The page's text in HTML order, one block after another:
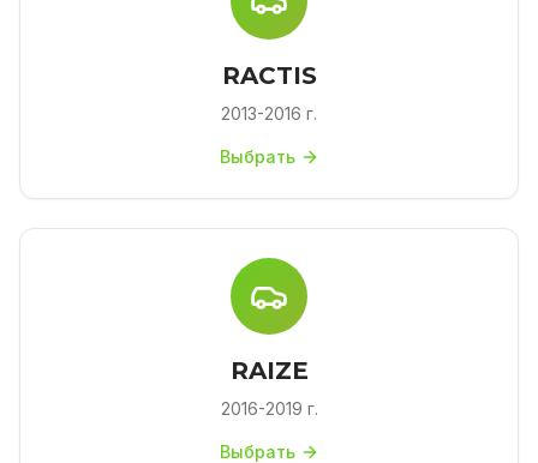
RACTIS
2013-2016 г.
Выбрать
RAIZE
2016-2019 г.
Выбрать